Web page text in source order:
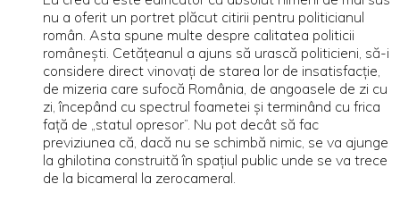
nu a oferit un portret plăcut citirii pentru politicianul
român. Asta spune multe despre calitatea politicii
româneşti. Cetăţeanul a ajuns să urască politicieni, să-i
considere direct vinovaţi de starea lor de insatisfacţie,
de mizeria care sufocă România, de angoasele de zi cu
zi, începând cu spectrul foametei şi terminând cu frica
faţă de „statul opresor”. Nu pot decât să fac
previziunea că, dacă nu se schimbă nimic, se va ajunge
la ghilotina construită în spaţiul public unde se va trece
de la bicameral la zerocameral.